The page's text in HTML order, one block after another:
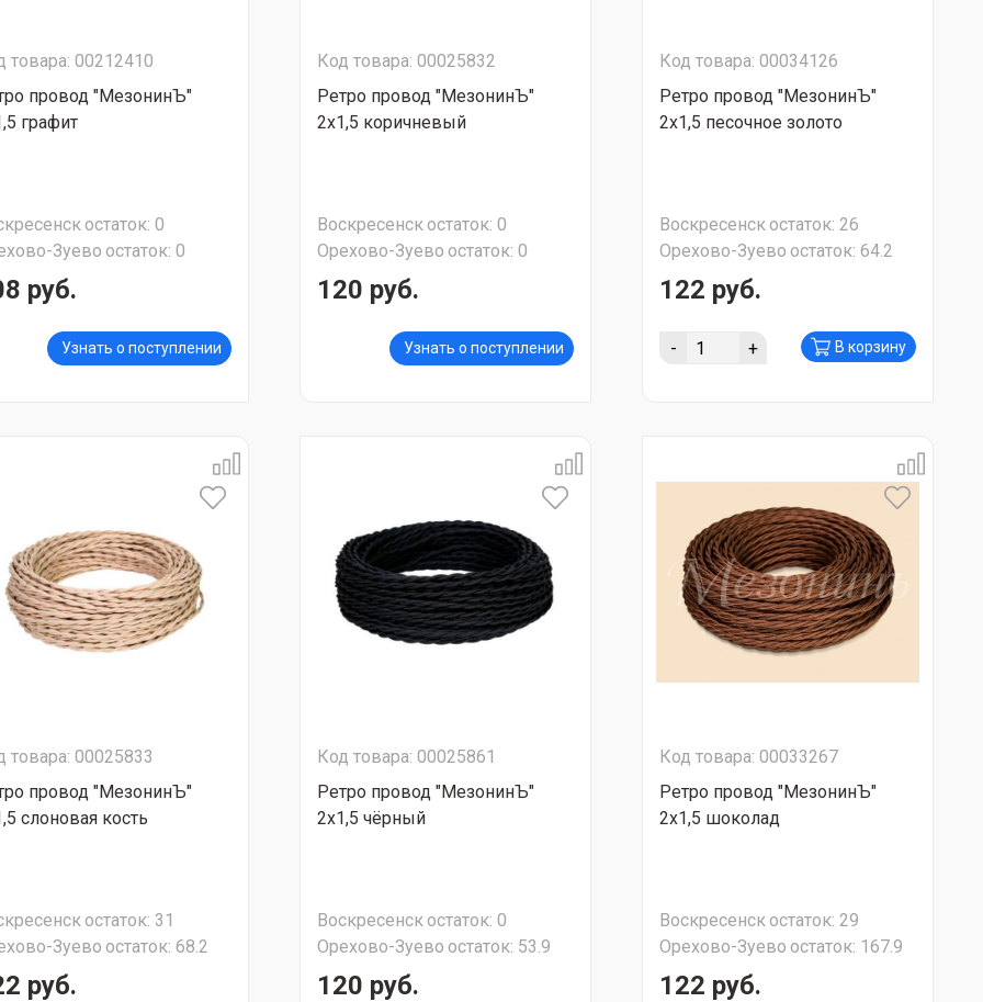
товара: 00212410
провод "МезонинЪ"
графит
остаток: 0
Зуево остаток: 0
руб.
Узнать о поступлении
Код товара: 00025832
Ретро провод "МезонинЪ"
2х1,5 коричневый
Воскресенскостаток: 0
Орехово-Зуево остаток: 0
120 руб.
Узнать о поступлении
Код товара: 00034126
Ретро провод "МезонинЪ"
2х1,5 песочное золото
Воскресенскостаток: 26
Орехово-Зуево остаток: 64.2
122 руб.
- + В корзину
товара: 00025833
провод "МезонинЪ"
слоновая кость
остаток: 31
Зуево остаток: 68.2
руб.
Код товара: 00025861
Ретро провод "МезонинЪ"
2х1,5 чёрный
Воскресенскостаток: 0
Орехово-Зуево остаток: 53.9
120 руб.
Код товара: 00033267
Ретро провод "МезонинЪ"
2х1,5 шоколад
Воскресенскостаток: 29
Орехово-Зуево остаток: 167.9
122 руб.